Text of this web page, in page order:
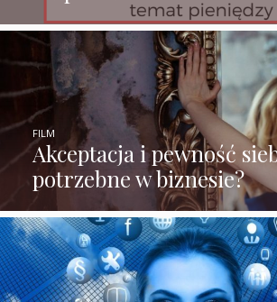
Akceptacja i pewność
potrzebne w biznesie?
FILM